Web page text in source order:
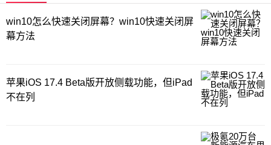
win10怎么快速关闭屏幕？win10快速关闭屏
幕方法
苹果iOS 17.4 Beta版开放侧载功能，但iPad
不在列